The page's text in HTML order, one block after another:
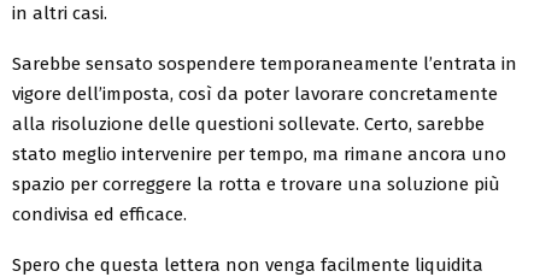
in altri casi.
Sarebbe sensato sospendere temporaneamente l’entrata in
vigore dell’imposta, così da poter lavorare concretamente
alla risoluzione delle questioni sollevate. Certo, sarebbe
stato meglio intervenire per tempo, ma rimane ancora uno
spazio per correggere la rotta e trovare una soluzione più
condivisa ed efficace.
Spero che questa lettera non venga facilmente liquidita